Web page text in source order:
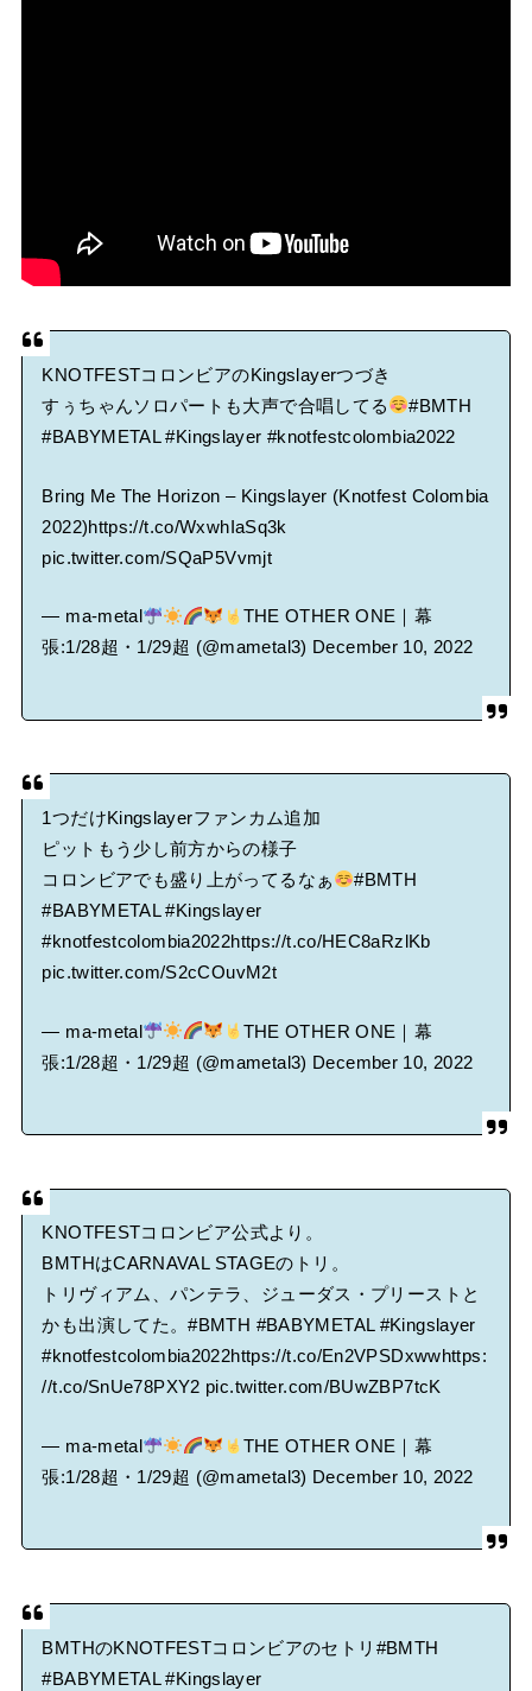
KNOTFESTコロンビアのKingslayerつづき
すぅちゃんソロパートも大声で合唱してる
#BMTH
#BABYMETAL #Kingslayer #knotfestcolombia2022
Bring Me The Horizon – Kingslayer (Knotfest Colombia
2022)https://t.co/WxwhIaSq3k
pic.twitter.com/SQaP5Vvmjt
— ma-metal
THE OTHER ONE｜幕
張:1/28超・1/29超 (@mametal3) December 10, 2022
1つだけKingslayerファンカム追加
ピットもう少し前方からの様子
コロンビアでも盛り上がってるなぁ
#BMTH
#BABYMETAL #Kingslayer
#knotfestcolombia2022https://t.co/HEC8aRzlKb
pic.twitter.com/S2cCOuvM2t
— ma-metal
THE OTHER ONE｜幕
張:1/28超・1/29超 (@mametal3) December 10, 2022
KNOTFESTコロンビア公式より。
BMTHはCARNAVAL STAGEのトリ。
トリヴィアム、パンテラ、ジューダス・プリーストと
かも出演してた。#BMTH #BABYMETAL #Kingslayer
#knotfestcolombia2022https://t.co/En2VPSDxwwhttps:
//t.co/SnUe78PXY2 pic.twitter.com/BUwZBP7tcK
— ma-metal
THE OTHER ONE｜幕
張:1/28超・1/29超 (@mametal3) December 10, 2022
BMTHのKNOTFESTコロンビアのセトリ #BMTH
#BABYMETAL #Kingslayer